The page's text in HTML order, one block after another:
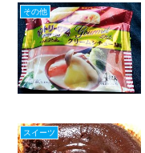
その他
スイーツ